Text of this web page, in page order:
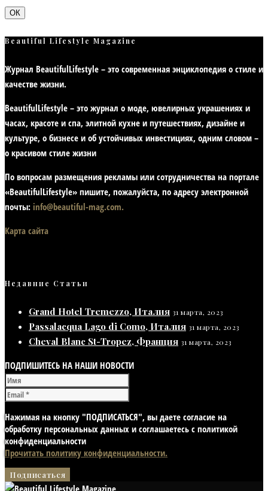
ОК
Beautiful Lifestyle Magazine
Журнал BeautifulLifestyle – это современная энциклопедия о стиле и
качестве жизни.
BeautifulLifestyle – это журнал о моде, ювелирных украшениях и
часах, красоте и спа, элитной кухне и путешествиях, дизайне и
культуре, о бизнесе и об устойчивых инвестициях, одним словом –
о красивом стиле жизни
По вопросам размещения рекламы или сотрудничества на портале
«BeautifulLifestyle» пишите, пожалуйста, по адресу электронной
почты: info@beautiful-mag.com.
Карта сайта
Недавние Статьи
Grand Hotel Tremezzo, Италия 31 марта, 2023
Passalacqua Lago di Como, Италия 31 марта, 2023
Cheval Blanc St-Tropez, Франция 31 марта, 2023
ПОДПИШИТЕСЬ НА НАШИ НОВОСТИ
Нажимая на кнопку "ПОДПИСАТЬСЯ", вы даете согласие на
обработку персональных данных и соглашаетесь с политикой
конфиденциальности
Прочитать политику конфиденциальности.